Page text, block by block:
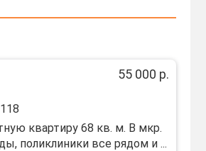
55 000 р.
квартиру 68 кв. м. В мкр.
поликлиники все рядом и ...